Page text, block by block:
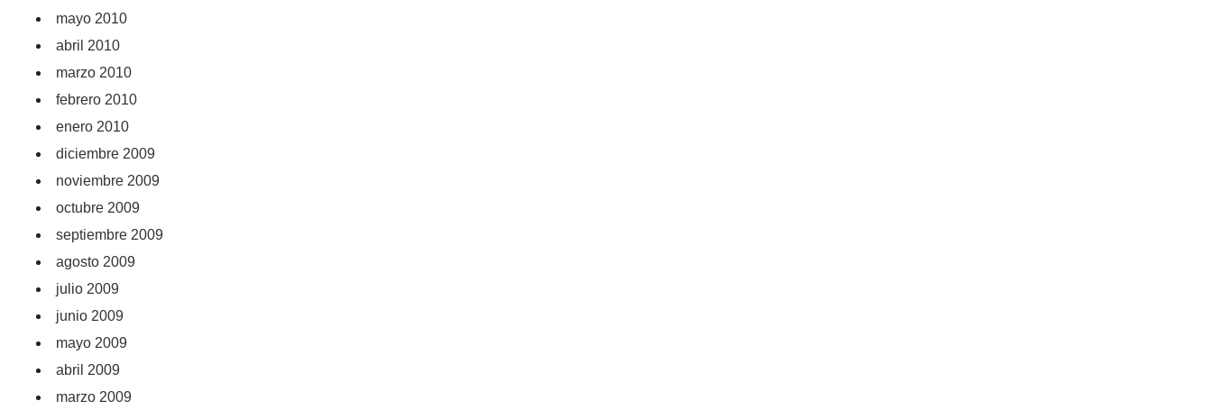
mayo 2010
abril 2010
marzo 2010
febrero 2010
enero 2010
diciembre 2009
noviembre 2009
octubre 2009
septiembre 2009
agosto 2009
julio 2009
junio 2009
mayo 2009
abril 2009
marzo 2009